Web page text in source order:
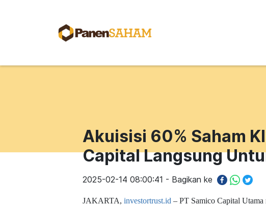
Akuisisi 60% Saham
Capital Langsung
2025-02-14 08:00:41 - Bagikan ke
JAKARTA, investortrust.id – PT Samico Capital